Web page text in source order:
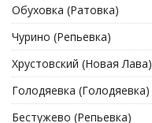
Обуховка (Ратовка)
Чурино (Репьевка)
Хрустовский (Новая Лава)
Голодяевка (Голодяевка)
Бестужево (Репьевка)